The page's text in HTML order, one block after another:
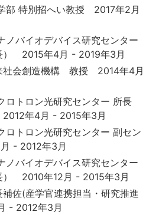
部 特別招へい教授 2017年2月
ノバイオデバイス研究センター
） 2015年4月 - 2019年3月
会創造機構 教授 2014年4月
ロトロン光研究センター 所長
2012年4月 - 2015年3月
ロトロン光研究センター 副セン
- 2012年3月
ノバイオデバイス研究センター
） 2010年12月 - 2015年3月
佐(産学官連携担当・研究推進
- 2012年3月